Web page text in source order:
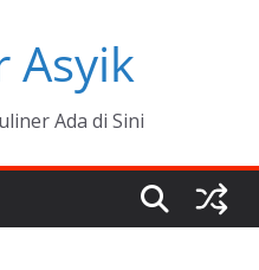
Asyik
Ada di Sini